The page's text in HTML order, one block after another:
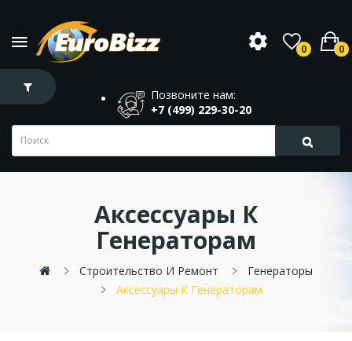
0 0
Позвоните нам:
+7 (499) 229-30-20
Аксессуары К
Генераторам
Строительство И Ремонт
Генераторы
Аксессуары К Генераторам